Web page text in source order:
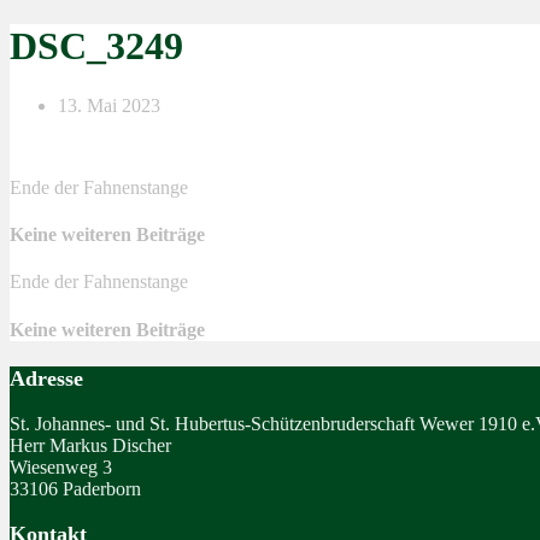
DSC_3249
13. Mai 2023
Ende der Fahnenstange
Keine weiteren Beiträge
Ende der Fahnenstange
Keine weiteren Beiträge
Adresse
St. Johannes- und St. Hubertus-Schützenbruderschaft Wewer 1910
Herr Markus Discher
Wiesenweg 3
33106 Paderborn
Kontakt